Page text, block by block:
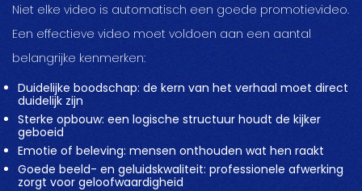
Niet elke video is automatisch een goede promotievideo.
Een effectieve video moet voldoen aan een aantal
belangrijke kenmerken:
Duidelijke boodschap: de kern van het verhaal moet direct
duidelijk zijn
Sterke opbouw: een logische structuur houdt de kijker
geboeid
Emotie of beleving: mensen onthouden wat hen raakt
Goede beeld- en geluidskwaliteit: professionele afwerking
zorgt voor geloofwaardigheid